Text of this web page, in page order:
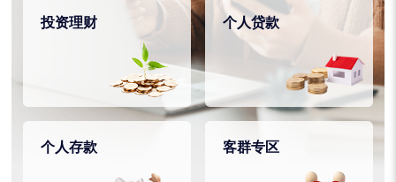
投资理财 个人贷款
个人存款 客群专区